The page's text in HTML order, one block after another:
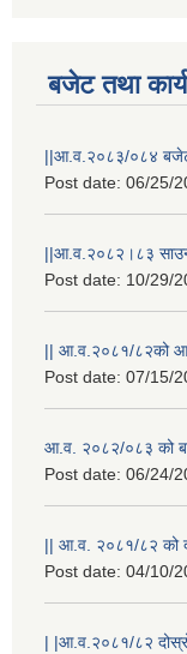
बजेट तथा
||आ.व.२०८३/०८४
Post date: 06/25/
||आ.व.२०८२।८३
Post date: 10/29/
|| आ.व.२०८१/८२को
Post date: 07/15/
आ.व. २०८२/०८३ को
Post date: 06/24/
|| आ.व. २०८१/८२ को
Post date: 04/10/
| |आ.व.२०८१/८२